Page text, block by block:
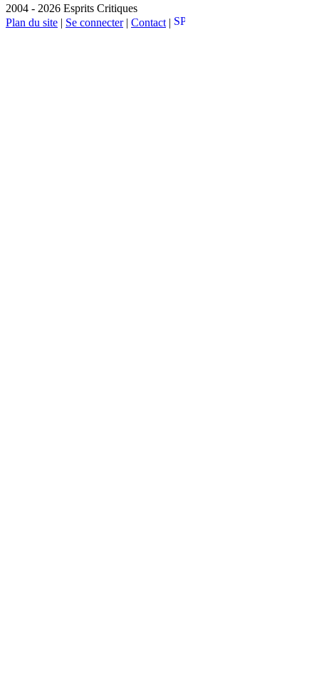
2004 - 2026 Esprits Critiques
Plan du site | Se connecter| Contact |